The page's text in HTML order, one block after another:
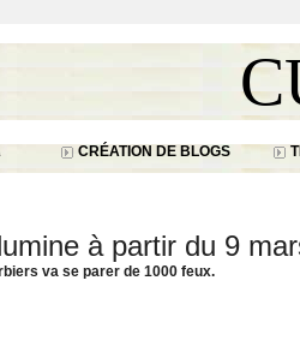
CRÉATION DE BLOGS
à partir du 9
va se parer de 1000 feux.